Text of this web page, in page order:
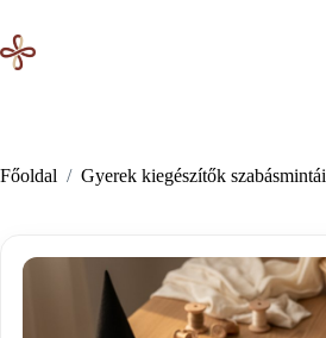
content
Főoldal / Gyerek kiegészítők szabásmintái